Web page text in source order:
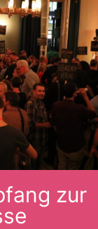
zur